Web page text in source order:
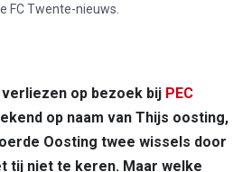
FC Twente-nieuws.
op bezoek bij PEC
op naam van Thijs oosting,
Oosting twee wissels door
tij niet te keren. Maar welke